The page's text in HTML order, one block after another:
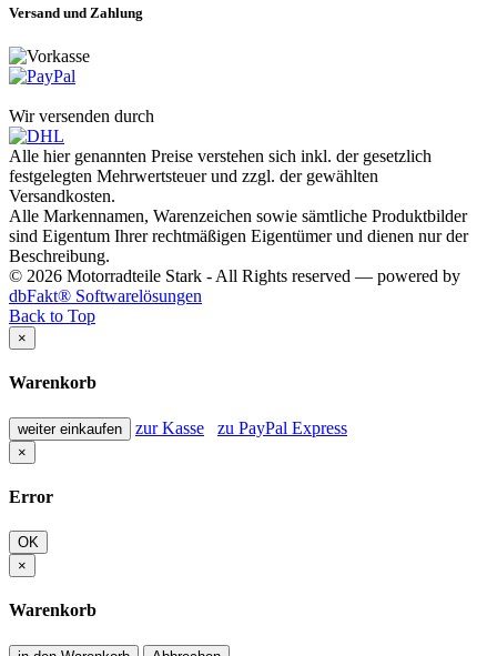
Versand und Zahlung
Wir versenden durch
Alle hier genannten Preise verstehen sich inkl. der gesetzlich
festgelegten Mehrwertsteuer und zzgl. der gewählten
Versandkosten.
Alle Markennamen, Warenzeichen sowie sämtliche Produktbilder
sind Eigentum Ihrer rechtmäßigen Eigentümer und dienen nur der
Beschreibung.
© 2026 Motorradteile Stark - All Rights reserved — powered by
dbFakt® Softwarelösungen
Back to Top
×
Warenkorb
weiter einkaufen zur Kasse zu PayPal Express
×
Error
OK
×
Warenkorb